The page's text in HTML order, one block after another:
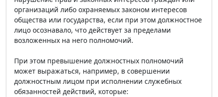
организаций либо охраняемых законом интересов
общества или государства, если при этом должностное
лицо осознавало, что действует за пределами
возложенных на него полномочий.
При этом превышение должностных полномочий
может выражаться, например, в совершении
должностным лицом при исполнении служебных
обязанностей действий, которые: